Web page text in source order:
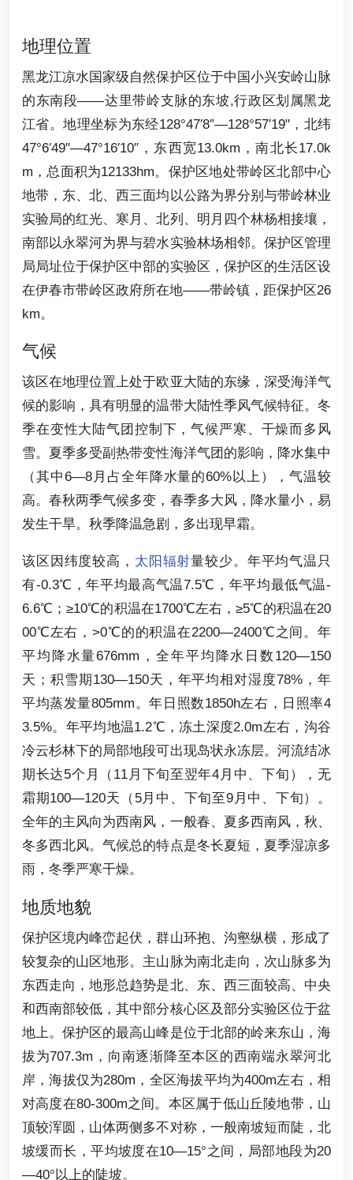
地理位置
黑龙江凉水国家级自然保护区位于中国小兴安岭山脉
的东南段——达里带岭支脉的东坡,行政区划属黑龙
江省。地理坐标为东经128°47′8″—128°57′19"，北纬
47°6′49"—47°16′10″，东西宽13.0km，南北长17.0k
m，总面积为12133hm。保护区地处带岭区北部中心
地带，东、北、西三面均以公路为界分别与带岭林业
实验局的红光、寒月、北列、明月四个林杨相接壤，
南部以永翠河为界与碧水实验林场相邻。保护区管理
局局址位于保护区中部的实验区，保护区的生活区设
在伊春市带岭区政府所在地——带岭镇，距保护区26
km。
气候
该区在地理位置上处于欧亚大陆的东缘，深受海洋气
候的影响，具有明显的温带大陆性季风气候特征。冬
季在变性大陆气团控制下，气候严寒、干燥而多风
雪。夏季多受副热带变性海洋气团的影响，降水集中
（其中6—8月占全年降水量的60%以上），气温较
高。春秋两季气候多变，春季多大风，降水量小，易
发生干旱。秋季降温急剧，多出现早霜。
该区因纬度较高， 太阳辐射量较少。年平均气温只
有-0.3℃，年平均最高气温7.5℃，年平均最低气温-
6.6℃；≥10℃的积温在1700℃左右，≥5℃的积温在20
00℃左右，>0℃的的积温在2200—2400℃之间。年
平均降水量676mm，全年平均降水日数120—150
天；积雪期130—150天，年平均相对湿度78%，年
平均蒸发量805mm。年日照数1850h左右，日照率4
3.5%。年平均地温1.2℃，冻土深度2.0m左右，沟谷
冷云杉林下的局部地段可出现岛状永冻层。河流结冰
期长达5个月（11月下旬至翌年4月中、下旬），无
霜期100—120天（5月中、下旬至9月中、下旬）。
全年的主风向为西南风，一般春、夏多西南风，秋、
冬多西北风。气候总的特点是冬长夏短，夏季湿凉多
雨，冬季严寒干燥。
地质地貌
保护区境内峰峦起伏，群山环抱、沟壑纵横，形成了
较复杂的山区地形。主山脉为南北走向，次山脉多为
东西走向，地形总趋势是北、东、西三面较高、中央
和西南部较低，其中部分核心区及部分实验区位于盆
地上。保护区的最高山峰是位于北部的岭来东山，海
拔为707.3m，向南逐渐降至本区的西南端永翠河北
岸，海拔仅为280m，全区海拔平均为400m左右，相
对高度在80-300m之间。本区属于低山丘陵地带，山
顶较浑圆，山体两侧多不对称，一般南坡短而陡，北
坡缓而长，平均坡度在10—15°之间，局部地段为20
—40°以上的陡坡。